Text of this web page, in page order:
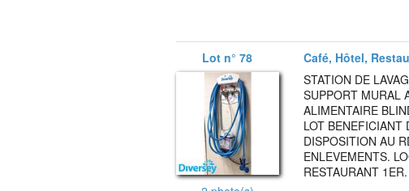
Lot n° 78 Café, Hôtel,
STATION DE
SUPPORT MURAL
ALIMENTAIRE
LOT BENEFICIANT
DISPOSITION AU
ENLEVEMENTS.
RESTAURANT 1ER.